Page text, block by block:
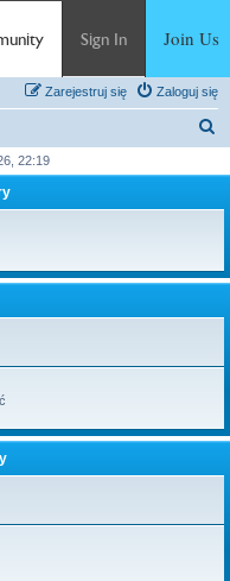
Sign In Join Us
Zaloguj się
Zarejestruj się
k
j
22:19